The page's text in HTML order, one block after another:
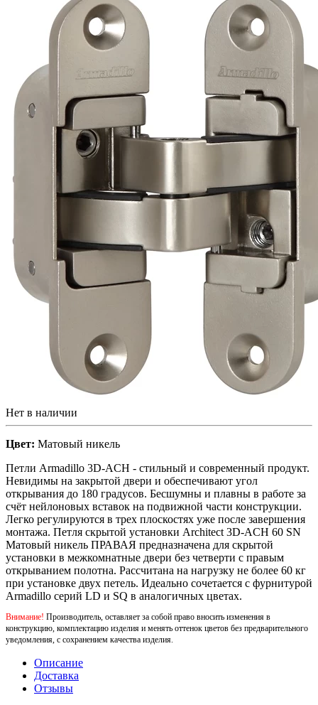
Нет в наличии
Цвет: Матовый никель
Петли Armadillo 3D-ACH - стильный и современный продукт.
Невидимы на закрытой двери и обеспечивают угол
открывания до 180 градусов. Бесшумны и плавны в работе за
счёт нейлоновых вставок на подвижной части конструкции.
Легко регулируются в трех плоскостях уже после завершения
монтажа. Петля скрытой установки Architect 3D-ACH 60 SN
Матовый никель ПРАВАЯ предназначена для скрытой
установки в межкомнатные двери без четверти с правым
открыванием полотна. Рассчитана на нагрузку не более 60 кг
при установке двух петель. Идеально сочетается с фурнитурой
Armadillo серий LD и SQ в аналогичных цветах.
Внимание! Производитель, оставляет за собой право вносить изменения в
конструкцию, комплектацию изделия и менять оттенок цветов без предварительного
уведомления, с сохранением качества изделия.
Описание
Доставка
Отзывы